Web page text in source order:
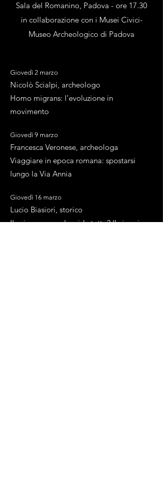
Sala del Romanino, Padova - ore 17.30
in collaborazione con i Musei Civici-
Museo Archeologico di Padova
Giovedì 2 marzo
Nicolò Scialpi, archeologo
Homo migrans: l’evoluzione in
movimento
Giovedì 9 marzo
Francesca Veronese, archeologa
Viaggiare in epoca romana: spostarsi
lungo la Via Annia
Giovedì 16 marzo
Lucio Biasiori, storico
Il primo uomo che vide tutto? Il viaggio